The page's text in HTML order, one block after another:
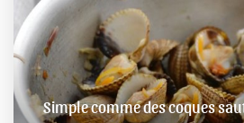
Simple comme des coques